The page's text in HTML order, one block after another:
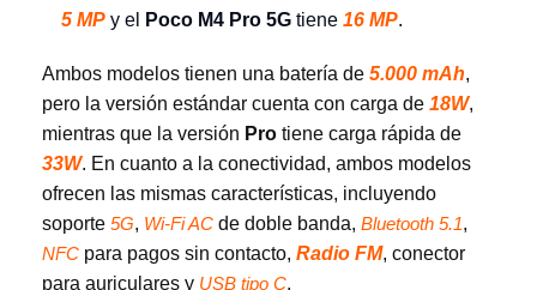
5 MP y el Poco M4 Pro 5G tiene 16 MP.
Ambos modelos tienen una batería de 5.000 mAh,
pero la versión estándar cuenta con carga de 18W,
mientras que la versión Pro tiene carga rápida de
33W. En cuanto a la conectividad, ambos modelos
ofrecen las mismas características, incluyendo
soporte 5G, Wi-Fi AC de doble banda, Bluetooth 5.1,
NFC para pagos sin contacto, Radio FM, conector
para auriculares y USB tipo C.